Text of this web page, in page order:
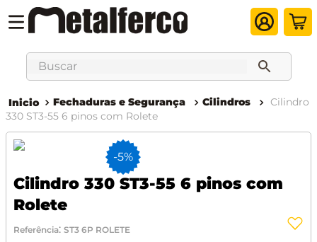
Buscar
Fechaduras e Segurança Cilindros
Cilindro
330 ST3-55 6 pinos com Rolete
-5%
Cilindro 330 ST3-55 6 pinos com
Rolete
Referência: ST3 6P ROLETE